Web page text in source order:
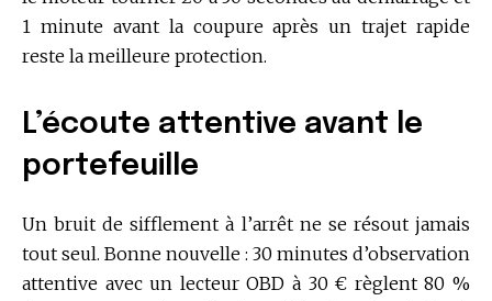
1 minute avant la coupure après un trajet rapide
reste la meilleure protection.
L’écoute attentive avant le
portefeuille
Un bruit de sifflement à l’arrêt ne se résout jamais
tout seul. Bonne nouvelle : 30 minutes d’observation
attentive avec un lecteur OBD à 30 € règlent 80 %